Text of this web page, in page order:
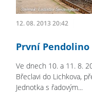
12. 08. 2013 20:42
První Pendolino
Ve dnech 10. a 11. 8.
Břeclavi do Lichkova,
Jednotka s řadovým...